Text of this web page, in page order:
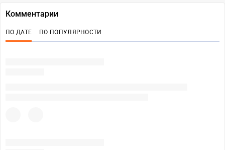
Комментарии
ПО ДАТЕ ПО ПОПУЛЯРНОСТИ